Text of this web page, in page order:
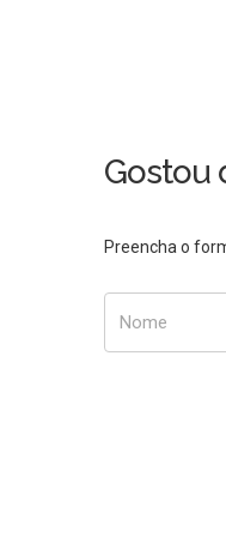
Gostou
Preencha o